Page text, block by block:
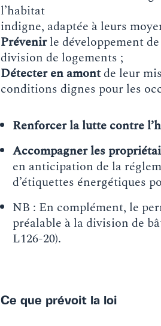
l’habitat
indigne, adaptée à leurs
Prévenirle développement
division de logements ;
Détecter en amontde leur
conditions dignes pour les
Renforcer la lutte contre
Accompagner les
en anticipation de la
d’étiquettes énergétiques
NB : En complément, le
préalable à la division de
L126-20).
Ce que prévoit la loi